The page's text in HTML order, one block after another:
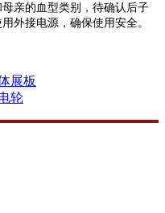
亲的血型类别，待确认后子
外接电源，确保使用安全。
展板
轮